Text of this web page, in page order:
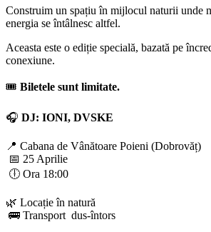
Construim un spațiu în mijlocul naturii unde
energia se întâlnesc altfel.
Aceasta este o ediție specială, bazată pe
conexiune.
🎟️ Biletele sunt limitate.
🎧 DJ: IONI, DVSKE
📍 Cabana de Vânătoare Poieni (Dobrovăț)
📅 25 Aprilie
🕕 Ora 18:00
🌿 Locație în natură
🚌 Transport dus-întors